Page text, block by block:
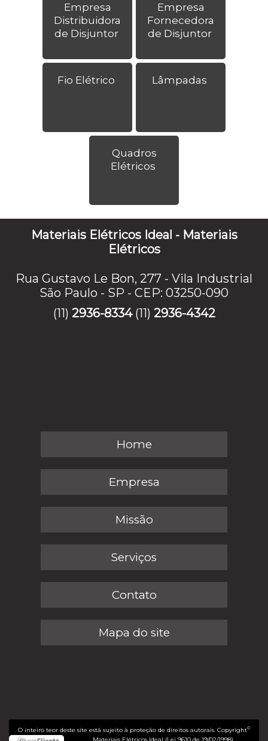
Empresa
Distribuidora
de Disjuntor
Empresa
Fornecedora
de Disjuntor
Fio Elétrico Lâmpadas
Quadros
Elétricos
Materiais Elétricos Ideal - Materiais
Elétricos
Rua Gustavo Le Bon, 277 - Vila Industrial
São Paulo - SP - CEP: 03250-090
(11) 2936-8334 (11) 2936-4342
Home
Empresa
Missão
Serviços
Contato
Mapa do site
O inteiro teor deste site está sujeito à proteção de direitos autorais. Copyright©
Materiais Elétricos Ideal (Lei 9610 de 19/02/1998)